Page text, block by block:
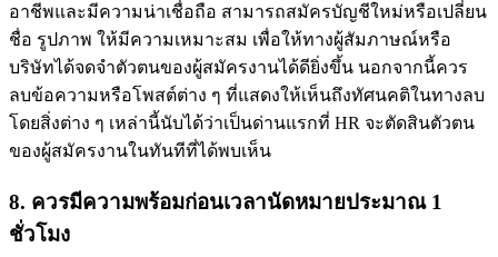
อาชีพและมีความน่าเชื่อถือ สามารถสมัครบัญชีใหม่หรือเปลี่ยน
ชื่อ รูปภาพ ให้มีความเหมาะสม เพื่อให้ทางผู้สัมภาษณ์หรือ
บริษัทได้จดจำตัวตนของผู้สมัครงานได้ดียิ่งขึ้น นอกจากนี้ควร
ลบข้อความหรือโพสต์ต่าง ๆ ที่แสดงให้เห็นถึงทัศนคติในทางลบ
โดยสิ่งต่าง ๆ เหล่านี้นับได้ว่าเป็นด่านแรกที่ HR จะตัดสินตัวตน
ของผู้สมัครงานในทันทีที่ได้พบเห็น
8. ควรมีความพร้อมก่อนเวลานัดหมายประมาณ 1
ชั่วโมง